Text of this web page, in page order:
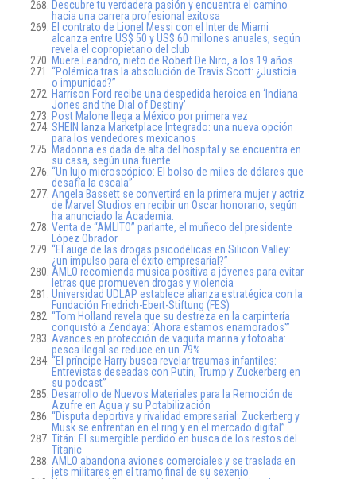
Descubre tu verdadera pasión y encuentra el camino
hacia una carrera profesional exitosa
El contrato de Lionel Messi con el Inter de Miami
alcanza entre US$ 50 y US$ 60 millones anuales, según
revela el copropietario del club
Muere Leandro, nieto de Robert De Niro, a los 19 años
“Polémica tras la absolución de Travis Scott: ¿Justicia
o impunidad?”
Harrison Ford recibe una despedida heroica en ‘Indiana
Jones and the Dial of Destiny’
Post Malone llega a México por primera vez
SHEIN lanza Marketplace Integrado: una nueva opción
para los vendedores mexicanos
Madonna es dada de alta del hospital y se encuentra en
su casa, según una fuente
“Un lujo microscópico: El bolso de miles de dólares que
desafía la escala”
Angela Bassett se convertirá en la primera mujer y actriz
de Marvel Studios en recibir un Oscar honorario, según
ha anunciado la Academia.
Venta de “AMLITO” parlante, el muñeco del presidente
López Obrador
“El auge de las drogas psicodélicas en Silicon Valley:
¿un impulso para el éxito empresarial?”
AMLO recomienda música positiva a jóvenes para evitar
letras que promueven drogas y violencia
Universidad UDLAP establece alianza estratégica con la
Fundación Friedrich-Ebert-Stiftung (FES)
“Tom Holland revela que su destreza en la carpintería
conquistó a Zendaya: ‘Ahora estamos enamorados'”
Avances en protección de vaquita marina y totoaba:
pesca ilegal se reduce en un 79%
“El príncipe Harry busca revelar traumas infantiles:
Entrevistas deseadas con Putin, Trump y Zuckerberg en
su podcast”
Desarrollo de Nuevos Materiales para la Remoción de
Azufre en Agua y su Potabilización
“Disputa deportiva y rivalidad empresarial: Zuckerberg y
Musk se enfrentan en el ring y en el mercado digital”
Titán: El sumergible perdido en busca de los restos del
Titanic
AMLO abandona aviones comerciales y se traslada en
jets militares en el tramo final de su sexenio